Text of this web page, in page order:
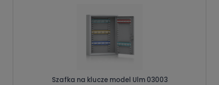
Szafka na klucze model Ulm 03003